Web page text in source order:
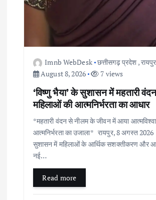
Imnb WebDesk छत्तीसगढ़ प्रदेश ,रायपुर
August 8, 2026
7 views
‘विष्णु भैया’ के सुशासन में महतारी
महिलाओं की आत्मनिर्भरता का आधार
*महतारी वंदन से नीलम के जीवन में आया
आत्मनिर्भरता का उजाला* रायपुर, 8 अगस्त
सुशासन में महिलाओं के आर्थिक सशक्तीकरण और
नई…
Read more